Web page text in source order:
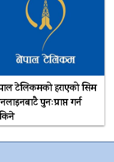
टेलिकमको हराएको सिम
पुनःप्राप्त गर्न